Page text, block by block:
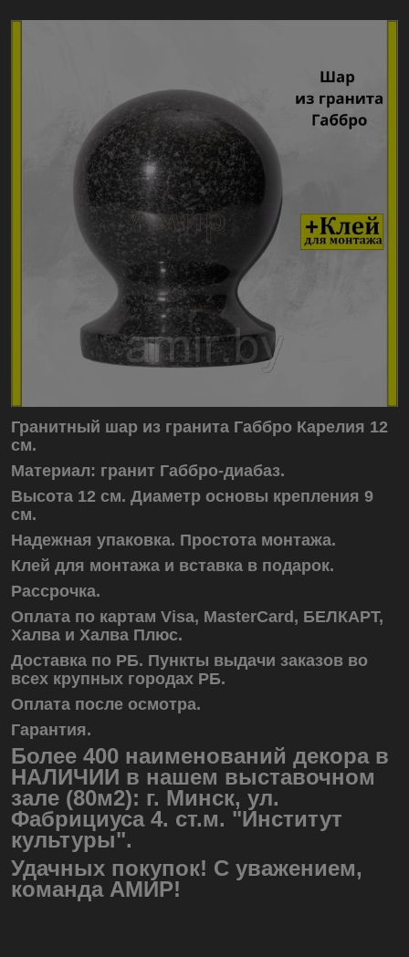
Гранитный шар из гранита Габбро Карелия 12
см.
Материал: гранит Габбро-диабаз.
Высота 12 см. Диаметр основы крепления 9
см.
Надежная упаковка. Простота монтажа.
Клей для монтажа и вставка в подарок.
Рассрочка.
Оплата по картам Visa, MasterCard, БЕЛКАРТ,
Халва и Халва Плюс.
Доставка по РБ. Пункты выдачи заказов во
всех крупных городах РБ.
Оплата после осмотра.
Гарантия.
Более 400 наименований декора в
НАЛИЧИИ в нашем выставочном
зале (80м2): г. Минск, ул.
Фабрициуса 4. ст.м. "Институт
культуры".
Удачных покупок! С уважением,
команда АМИР!